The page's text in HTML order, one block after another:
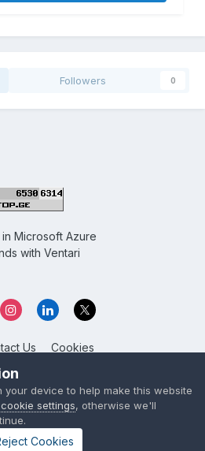
Followers 0
Microsoft Azure
with Ventari
Us Cookies
GE
Invision Community
your device to help make this website
settings, otherwise we'll
Cookies